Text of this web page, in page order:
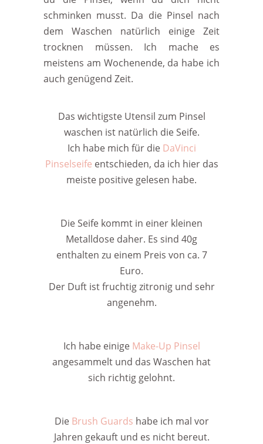
schminken musst. Da die Pinsel nach
dem Waschen natürlich einige Zeit
trocknen müssen. Ich mache es
meistens am Wochenende, da habe ich
auch genügend Zeit.
Das wichtigste Utensil zum Pinsel
waschen ist natürlich die Seife.
Ich habe mich für die DaVinci
Pinselseife entschieden, da ich hier das
meiste positive gelesen habe.
Die Seife kommt in einer kleinen
Metalldose daher. Es sind 40g
enthalten zu einem Preis von ca. 7
Euro.
Der Duft ist fruchtig zitronig und sehr
angenehm.
Ich habe einige Make-Up Pinsel
angesammelt und das Waschen hat
sich richtig gelohnt.
Die Brush Guards habe ich mal vor
Jahren gekauft und es nicht bereut.